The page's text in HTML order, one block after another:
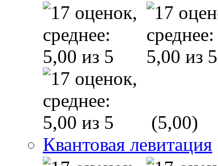
(5,00)
Квантовая левитация